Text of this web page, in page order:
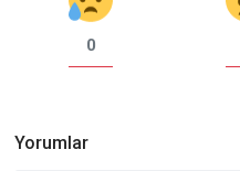
0
Yorumlar